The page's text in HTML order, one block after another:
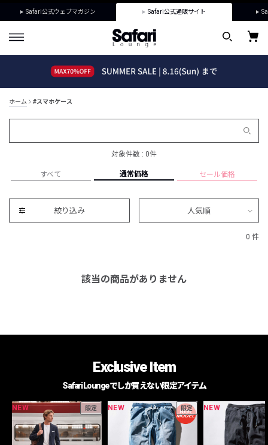
Safari公式ウェブマガジン Safari公式通販サイト
ホーム #スマホケース
対象件数 : 0件
すべて 通常価格 セール価格
絞り込み 人気順
0 件
該当の商品がありません
Exclusive Item
Safari Loungeでしか買えない限定アイテム
NEW 限定 NEW 限定 NEW